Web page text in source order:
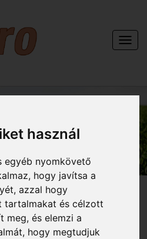
használ
egyéb nyomkövető
hogy javítsa a
azzal hogy
tartalmakat és célzott
meg, és elemzi a
hogy megtudjuk